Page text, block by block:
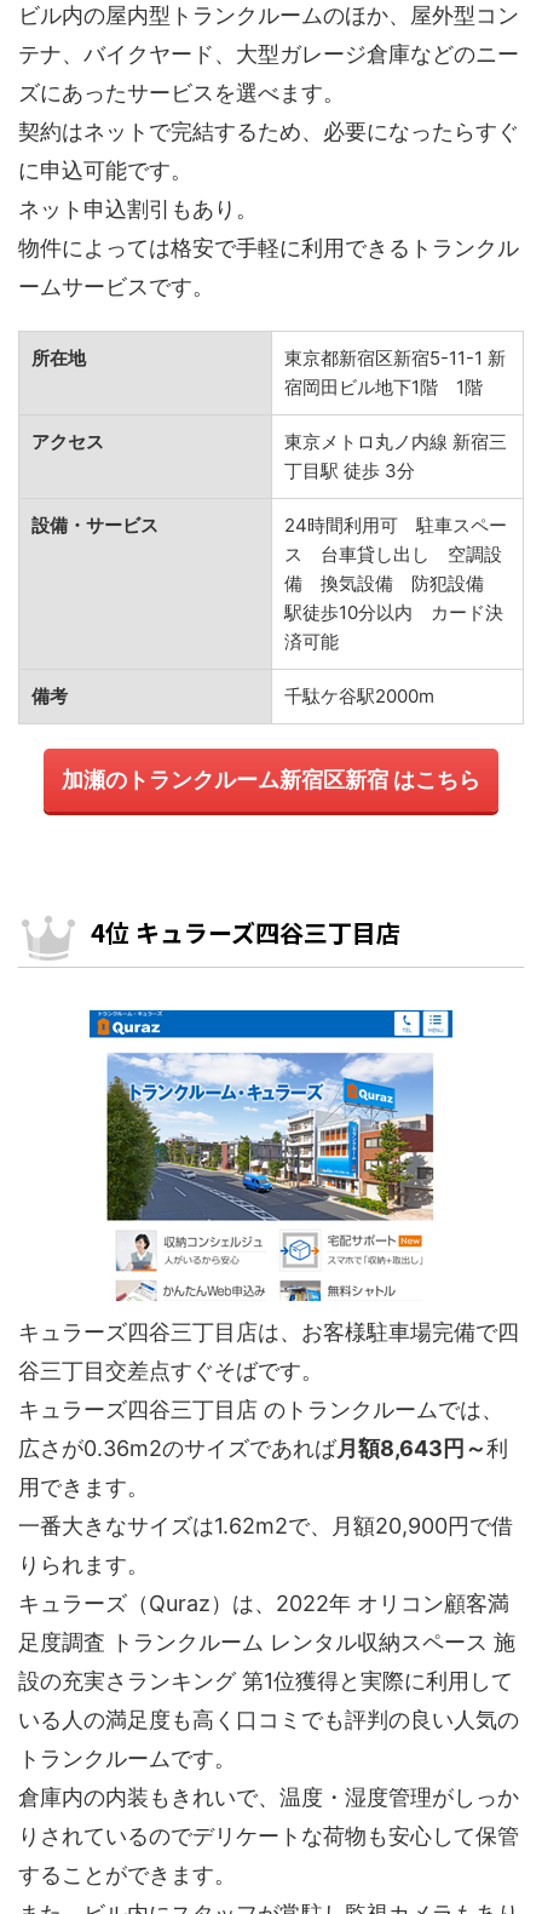
ビル内の屋内型トランクルームのほか、屋外型コン
テナ、バイクヤード、大型ガレージ倉庫などのニー
ズにあったサービスを選べます。
契約はネットで完結するため、必要になったらすぐ
に申込可能です。
ネット申込割引もあり。
物件によっては格安で手軽に利用できるトランクル
ームサービスです。
所在地
東京都新宿区新宿5-11-1 新
宿岡田ビル地下1階 1階
アクセス
東京メトロ丸ノ内線 新宿三
丁目駅 徒歩 3分
設備・サービス
24時間利用可 駐車スペー
ス 台車貸し出し 空調設
備 換気設備 防犯設備
駅徒歩10分以内 カード決
済可能
備考 千駄ケ谷駅2000m
加瀬のトランクルーム新宿区新宿 はこちら
4位 キュラーズ四谷三丁目店
キュラーズ四谷三丁目店は、お客様駐車場完備で四
谷三丁目交差点すぐそばです。
キュラーズ四谷三丁目店 のトランクルームでは、
広さが0.36m2のサイズであれば月額8,643円～利
用できます。
一番大きなサイズは1.62m2で、月額20,900円で借
りられます。
キュラーズ（Quraz）は、2022年 オリコン顧客満
足度調査 トランクルーム レンタル収納スペース 施
設の充実さランキング 第1位獲得と実際に利用して
いる人の満足度も高く口コミでも評判の良い人気の
トランクルームです。
倉庫内の内装もきれいで、温度・湿度管理がしっか
りされているのでデリケートな荷物も安心して保管
することができます。